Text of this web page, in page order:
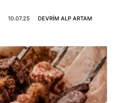
10.07.25
DEVRIM ALP ARTAM